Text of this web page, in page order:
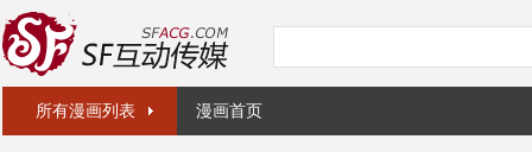
所有漫画列表 漫画首页